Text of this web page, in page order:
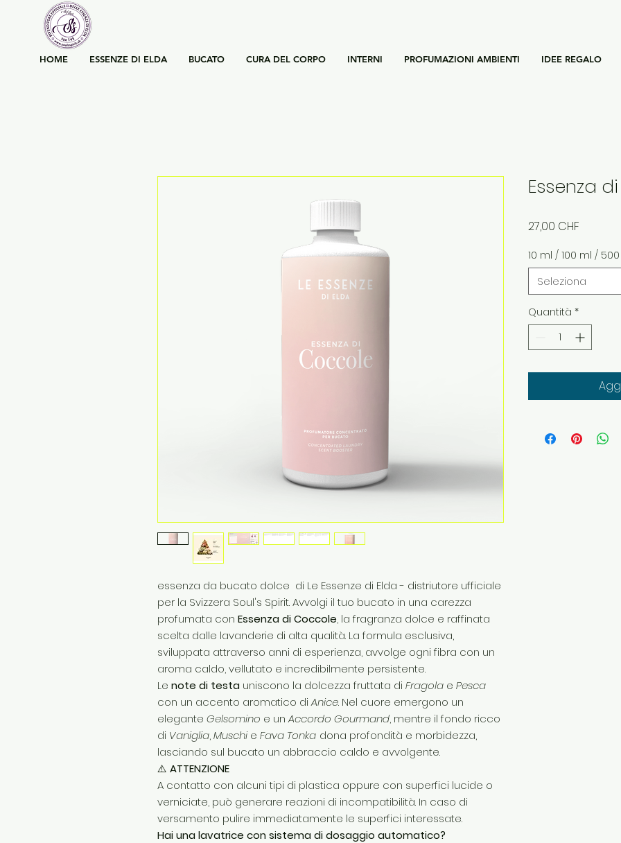
HOME ESSENZE DI ELDA BUCATO CURA DEL CORPO INTERNI PROFUMAZIONI AMBIENTI IDEE REGALO
essenza da bucato dolce di Le Essenze di Elda - distriutore ufficiale
per la Svizzera Soul's Spirit. Avvolgi il tuo bucato in una carezza
profumata con Essenza di Coccole, la fragranza dolce e raffinata
scelta dalle lavanderie di alta qualità. La formula esclusiva,
sviluppata attraverso anni di esperienza, avvolge ogni fibra con un
aroma caldo, vellutato e incredibilmente persistente.
Le note di testa uniscono la dolcezza fruttata di Fragola e Pesca
con un accento aromatico diAnice. Nel cuore emergono un
elegante Gelsomino e unAccordo Gourmand, mentre il fondo ricco
di Vaniglia,Muschie Fava Tonka dona profondità e morbidezza,
lasciando sul bucato un abbraccio caldo e avvolgente.
⚠️ ATTENZIONE
A contatto con alcuni tipi di plastica oppure con superfici lucide o
verniciate, può generare reazioni di incompatibilità. In caso di
versamento pulire immediatamente le superfici interessate.
Hai una lavatrice con sistema di dosaggio automatico?
Essenza
27,00 CHF
10 ml / 100 ml /
Seleziona
Quantità *